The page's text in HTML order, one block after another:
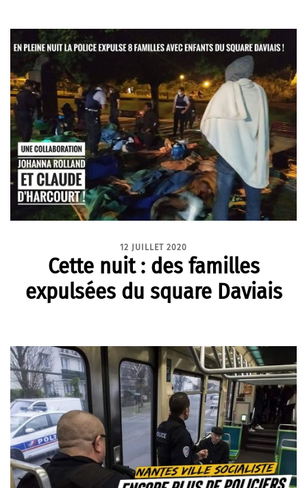
12 JUILLET 2020
Cette nuit : des familles
expulsées du square Daviais